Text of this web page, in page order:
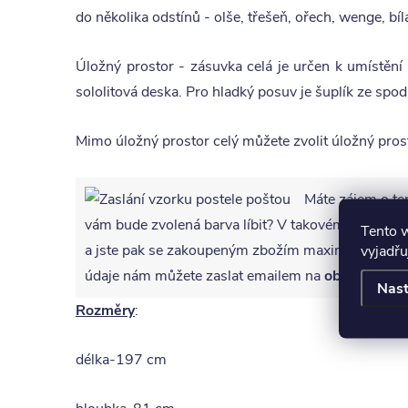
Tento
do několika odstínů - olše, třešeň, ořech, wenge,
Úložný prostor - zásuvka celá je určen k
sololitová deska. Pro hladký posuv je šuplík ze
Mimo úložný prostor celý můžete zvolit úložný
Máte zájem o
vám bude zvolená barva líbit? V takovém případě
a jste pak se zakoupeným zbožím maximálně
údaje nám můžete zaslat emailem na
Rozměry:
délka-197 cm